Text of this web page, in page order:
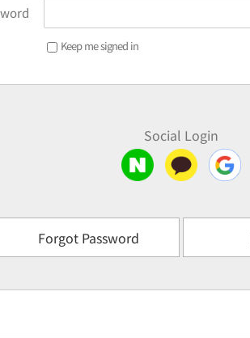
Keep me signed in
Social Login
Forgot Password